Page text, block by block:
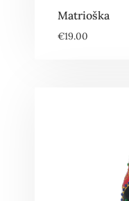
Matrioška
€19.00